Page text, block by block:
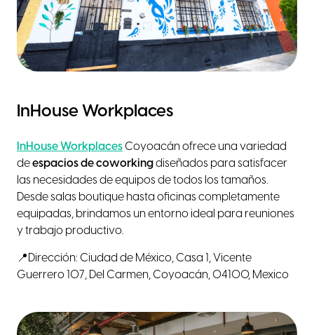
InHouse Workplaces
InHouse Workplaces Coyoacán ofrece una variedad
deespacios de coworkingdiseñados para satisfacer
las necesidades de equipos de todos los tamaños.
Desde salas boutique hasta oficinas completamente
equipadas, brindamos un entorno ideal para reuniones
y trabajo productivo.
📍Dirección: Ciudad de México, Casa 1, Vicente
Guerrero 107, Del Carmen, Coyoacán, 04100, Mexico